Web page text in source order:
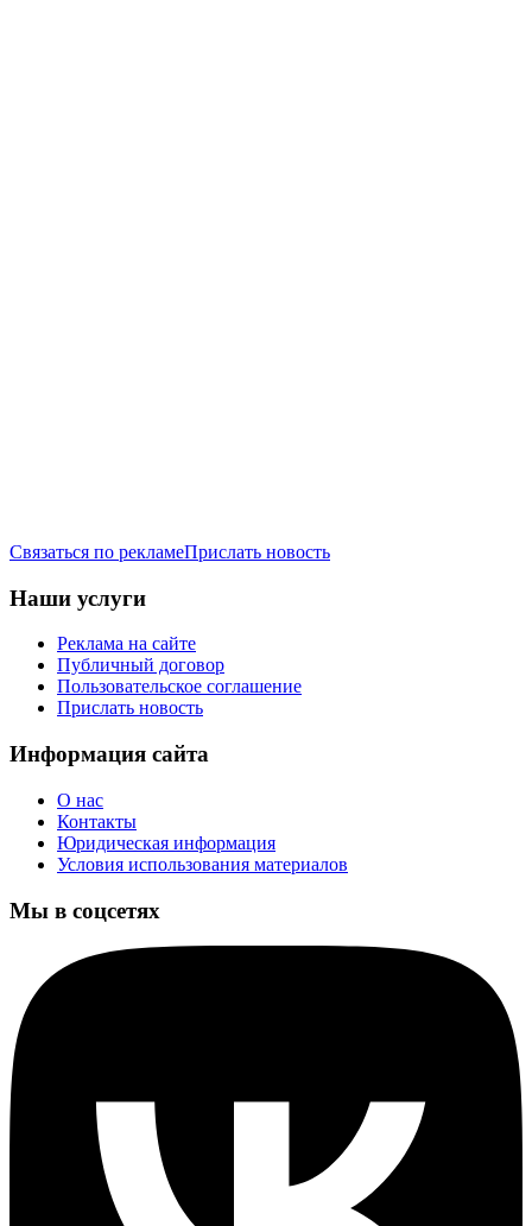
Связаться по рекламеПрислать новость
Наши услуги
Реклама на сайте
Публичный договор
Пользовательское соглашение
Прислать новость
Информация сайта
О нас
Контакты
Юридическая информация
Условия использования материалов
Мы в соцсетях